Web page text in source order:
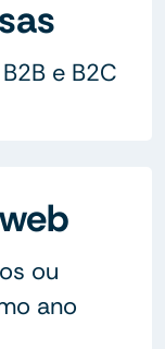
e B2C
ou
ano